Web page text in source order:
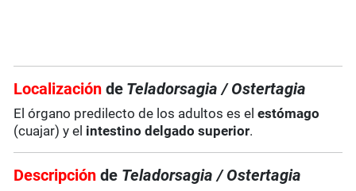
Localizaciónde Teladorsagia/ Ostertagia
El órgano predilecto de los adultos es elestómago
(cuajar) y el intestino delgado superior.
Descripción de Teladorsagia/ Ostertagia